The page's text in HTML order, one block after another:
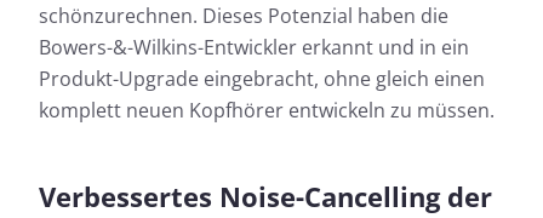
schönzurechnen. Dieses Potenzial haben die
Bowers-&-Wilkins-Entwickler erkannt und in ein
Produkt-Upgrade eingebracht, ohne gleich einen
komplett neuen Kopfhörer entwickeln zu müssen.
Verbessertes Noise-Cancelling der